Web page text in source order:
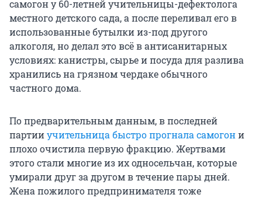
самогон у 60-летней учительницы-дефектолога
местного детского сада, а после переливал его в
использованные бутылки из-под другого
алкоголя, но делал это всё в антисанитарных
условиях: канистры, сырье и посуда для разлива
хранились на грязном чердаке обычного
частного дома.
По предварительным данным, в последней
партииучительница быстро прогнала самогони
плохо очистила первую фракцию. Жертвами
этого стали многие из их односельчан, которые
умирали друг за другом в течение пары дней.
Жена пожилого предпринимателя тоже